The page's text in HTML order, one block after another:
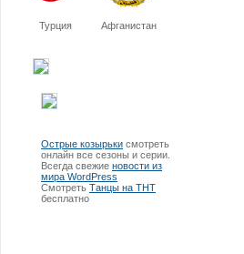
Турция Афганистан
Острые козырьки смотреть
онлайн все сезоны и серии.
Всегда свежие новости из
мира WordPress
Смотреть Танцы на ТНТ
бесплатно